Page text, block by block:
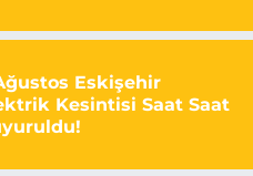
Eskişehir
Kesintisi Saat Saat